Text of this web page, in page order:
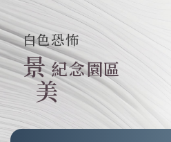
白色恐怖
景
美
紀念園區